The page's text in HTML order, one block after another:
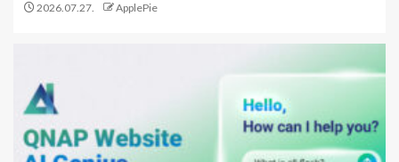
2026.07.27. ApplePie